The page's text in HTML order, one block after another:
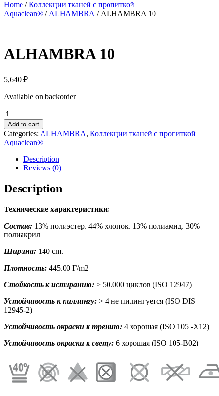
Home /Коллекции тканей с пропиткой
Aquaclean® / ALHAMBRA / ALHAMBRA 10
ALHAMBRA 10
5,640 ₽
Available on backorder
ALHAMBRA
10
quantity
Add to cart
Categories: ALHAMBRA, Коллекции тканей с пропиткой
Aquaclean®
Description
Reviews (0)
Description
Технические характеристики:
Состав: 13% полиэстер, 44% хлопок, 13% полиамид, 30%
полиакрил
Ширина: 140 cm.
Плотность: 445.00 Г/m2
Стойкость к истиранию: > 50.000 циклов (ISO 12947)
Устойчивость к пиллингу: > 4 не пилингуется (ISO DIS
12945-2)
Устойчивость окраски к трению: 4 хорошая (ISO 105 -X12)
Устойчивость окраски к свету: 6 хорошая (ISO 105-B02)